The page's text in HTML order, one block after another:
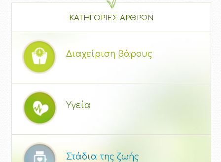
ΚΑΤΗΓΟΡΙΕΣ ΑΡΘΡΩΝ
Διαχείριση βάρους
Υγεία
Στάδια της ζωής